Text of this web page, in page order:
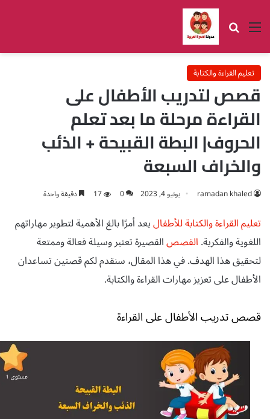
القائمة بحث عن
تعليم القراءة والكتابة
قصص لتدريب الأطفال على
القراءة مرحلة ما بعد تعلم
الحروف| البطة القبيحة + الذئب
والخراف السبعة
ramadan khaled يونيو 4, 2023 0
17 دقيقة واحدة
تعليم القراءة والكتابة للأطفاليعد أمرًا بالغ الأهمية لتطوير مهاراتهم
اللغوية والفكرية.القصصالقصيرة تعتبر وسيلة فعالة وممتعة
لتحقيق هذا الهدف. في هذا المقال، سنقدم لكم قصتين تساعدان
الأطفال على تعزيز مهارات القراءة والكتابة.
قصص تدريب الأطفال على القراءة